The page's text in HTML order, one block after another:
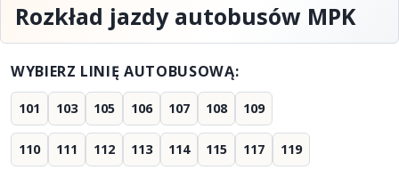
Rozkład jazdy autobusów MPK
WYBIERZ LINIĘ AUTOBUSOWĄ:
101 103 105 106 107 108 109
110 111 112 113 114 115 117 119